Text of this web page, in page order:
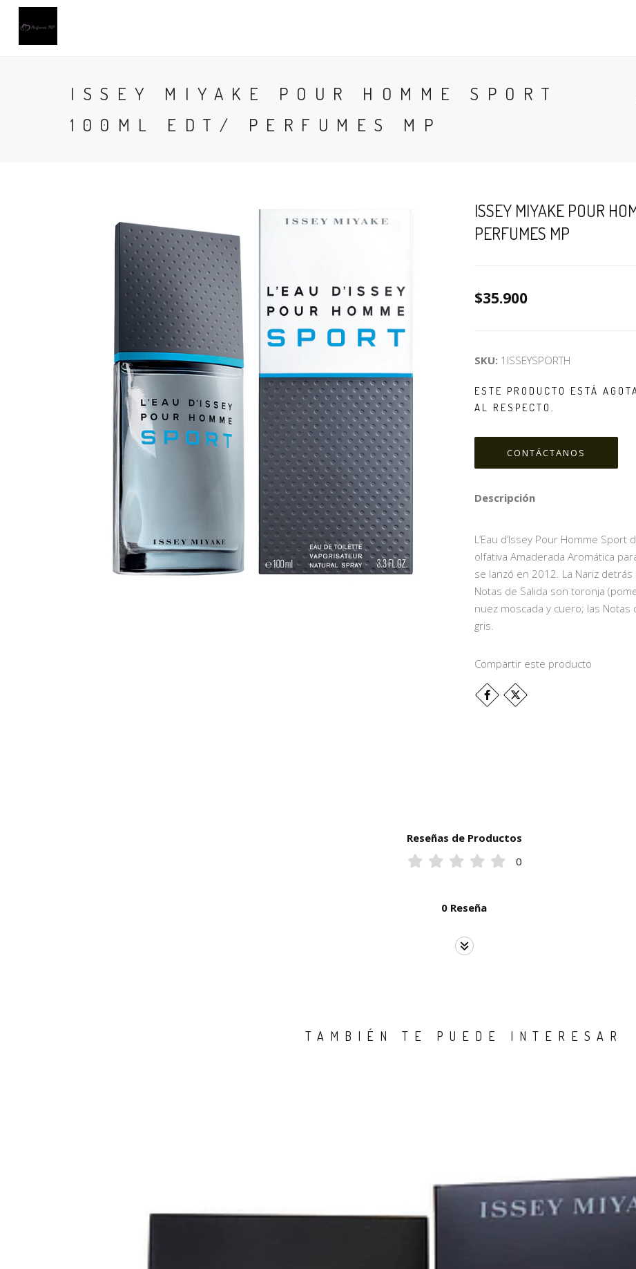
ISSEY MIYAKE POUR HOMME SPORT
100ML EDT/ PERFUMES MP
ISSEY MIYAKE POUR
PERFUMES MP
$35.900
SKU: 1ISSEYSPORTH
ESTE PRODUCTO ESTÁ
AL RESPECTO.
CONTÁCTANOS
Descripción
L’Eau d’Issey Pour Homme
olfativa Amaderada Aromática
se lanzó en 2012. La Nariz detrás
Notas de Salida son toronja
nuez moscada y cuero; las
gris.
Compartir este producto
Reseñas de Productos
0
0 Reseña
TAMBIÉN TE PUEDE INTERESAR